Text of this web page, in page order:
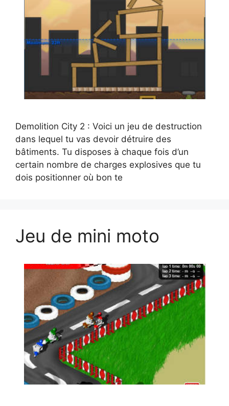
Demolition City 2 : Voici un jeu de destruction
dans lequel tu vas devoir détruire des
bâtiments. Tu disposes à chaque fois d’un
certain nombre de charges explosives que tu
dois positionner où bon te
Jeu de mini moto